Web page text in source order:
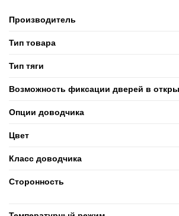
Производитель
Тип товара
Тип тяги
Возможность фиксации дверей в
Опции доводчика
Цвет
Класс доводчика
Cторонность